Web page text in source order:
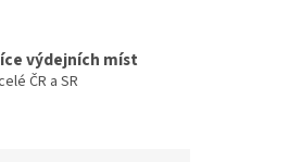
výdejních míst
ČR a SR